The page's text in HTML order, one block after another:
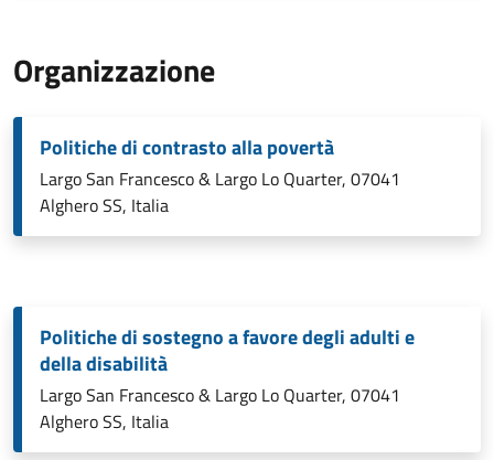
Organizzazione
Politiche di contrasto alla povertà
Largo San Francesco & Largo Lo Quarter, 07041
Alghero SS, Italia
Politiche di sostegno a favore degli adulti e
della disabilità
Largo San Francesco & Largo Lo Quarter, 07041
Alghero SS, Italia